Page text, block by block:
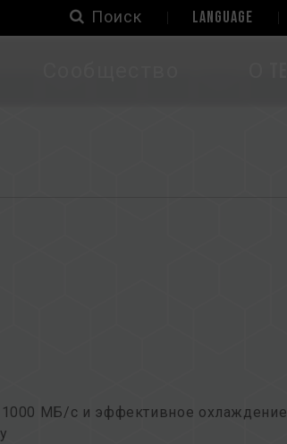
Поиск LANGUAGE
МБ/с и эффективное охлаждение